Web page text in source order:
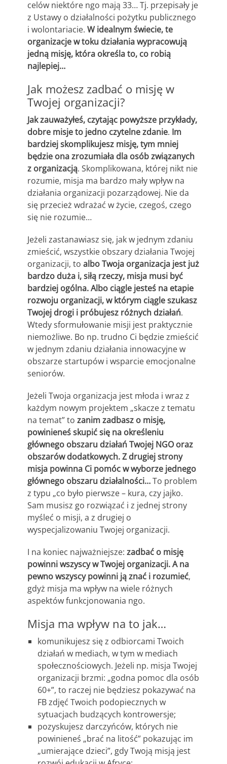
celów niektóre ngo mają 33… Tj. przepisały je
z Ustawy o działalności pożytku publicznego
i wolontariacie. W idealnym świecie, te
organizacje w toku działania wypracowują
jedną misję, która określa to, co robią
najlepiej…
Jak możesz zadbać o misję w
Twojej organizacji?
Jak zauważyłeś, czytając powyższe przykłady,
dobre misje to jedno czytelne zdanie. Im
bardziej skomplikujesz misję, tym mniej
będzie ona zrozumiała dla osób związanych
z organizacją. Skomplikowana, której nikt nie
rozumie, misja ma bardzo mały wpływ na
działania organizacji pozarządowej. Nie da
się przecież wdrażać w życie, czegoś, czego
się nie rozumie…
Jeżeli zastanawiasz się, jak w jednym zdaniu
zmieścić, wszystkie obszary działania Twojej
organizacji, to albo Twoja organizacja jest już
bardzo duża i, siłą rzeczy, misja musi być
bardziej ogólna. Albo ciągle jesteś na etapie
rozwoju organizacji, w którym ciągle szukasz
Twojej drogi i próbujesz różnych działań.
Wtedy sformułowanie misji jest praktycznie
niemożliwe. Bo np. trudno Ci będzie zmieścić
w jednym zdaniu działania innowacyjne w
obszarze startupów i wsparcie emocjonalne
seniorów.
Jeżeli Twoja organizacja jest młoda i wraz z
każdym nowym projektem „skacze z tematu
na temat” to zanim zadbasz o misję,
powinieneś skupić się na określeniu
głównego obszaru działań Twojej NGO oraz
obszarów dodatkowych. Z drugiej strony
misja powinna Ci pomóc w wyborze jednego
głównego obszaru działalności…To problem
z typu „co było pierwsze – kura, czy jajko.
Sam musisz go rozwiązać i z jednej strony
myśleć o misji, a z drugiej o
wyspecjalizowaniu Twojej organizacji.
I na koniec najważniejsze: zadbać o misję
powinni wszyscy w Twojej organizacji. A na
pewno wszyscy powinni ją znać i rozumieć,
gdyż misja ma wpływ na wiele różnych
aspektów funkcjonowania ngo.
Misja ma wpływ na to jak…
komunikujesz się z odbiorcami Twoich
działań w mediach, w tym w mediach
społecznościowych. Jeżeli np. misja Twojej
organizacji brzmi: „godna pomoc dla osób
60+”, to raczej nie będziesz pokazywać na
FB zdjęć Twoich podopiecznych w
sytuacjach budzących kontrowersje;
pozyskujesz darczyńców, których nie
powinieneś „brać na litość” pokazując im
„umierające dzieci”, gdy Twoją misją jest